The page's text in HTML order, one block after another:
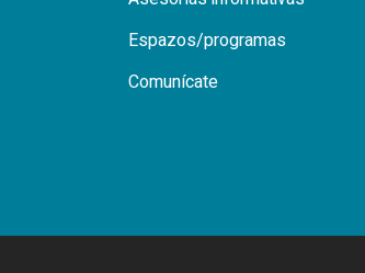
Espazos/programas
Comunícate